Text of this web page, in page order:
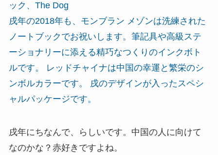
ック、The Dog
戌年の2018年も、モンブラン メゾンは洗練された
ノートブックでお祝いします。筆記具や高級ステ
ーショナリーに添える精巧なつくりのインクボト
ルです。 レッドチャイナは中国の幸運と繁栄のシ
ンボルカラーです。 戌のデザインが入ったスペシ
ャルパッケージです。
戌年にちなんで、らしいです。中国の人に向けて
なのかな？赤好きですよね。